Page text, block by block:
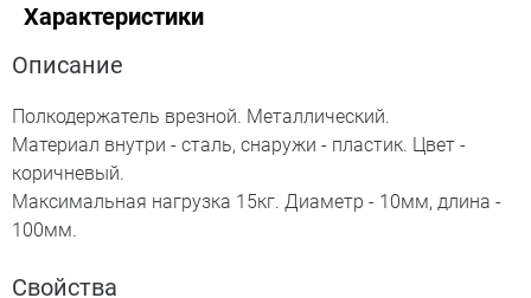
Характеристики
Описание
Полкодержатель врезной. Металлический.
Материал внутри - сталь, снаружи - пластик. Цвет -
коричневый.
Максимальная нагрузка 15кг. Диаметр - 10мм, длина -
100мм.
Свойства